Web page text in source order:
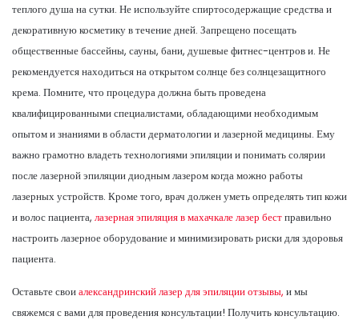
теплого душа на сутки. Не используйте спиртосодержащие средства и
декоративную косметику в течение дней. Запрещено посещать
общественные бассейны, сауны, бани, душевые фитнес-центров и. Не
рекомендуется находиться на открытом солнце без солнцезащитного
крема. Помните, что процедура должна быть проведена
квалифицированными специалистами, обладающими необходимым
опытом и знаниями в области дерматологии и лазерной медицины. Ему
важно грамотно владеть технологиями эпиляции и понимать солярии
после лазерной эпиляции диодным лазером когда можно работы
лазерных устройств. Кроме того, врач должен уметь определять тип кожи
и волос пациента, лазерная эпиляция в махачкале лазер бестправильно
настроить лазерное оборудование и минимизировать риски для здоровья
пациента.
Оставьте своиалександринский лазер для эпиляции отзывы, и мы
свяжемся с вами для проведения консультации! Получить консультацию.